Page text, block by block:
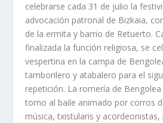
celebrarse cada 31 de julio la
advocación patronal de Bizkaia,
de la ermita y barrio de Retuerto.
finalizada la función religiosa, se
vespertina en la campa de
tamborilero y atabalero para el
repetición. La romerí­a de
torno al baile animado por corros
música, txistularis y